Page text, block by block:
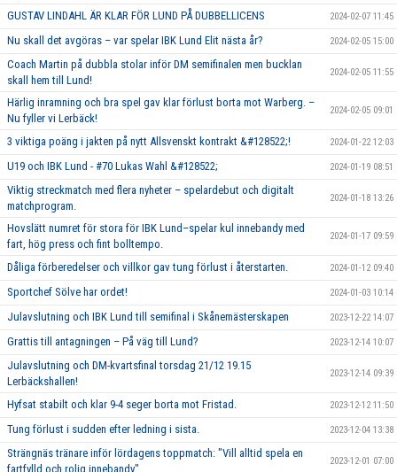
GUSTAV LINDAHL ÄR KLAR FÖR LUND PÅ DUBBELLICENS 2024-02-07 11:45
Nu skall det avgöras – var spelar IBK Lund Elit nästa år? 2024-02-05 15:00
Coach Martin på dubbla stolar inför DM semifinalen men bucklan
skall hem till Lund!
2024-02-05 11:55
Härlig inramning och bra spel gav klar förlust borta mot Warberg. –
Nu fyller vi Lerbäck!
2024-02-05 09:01
3 viktiga poäng i jakten på nytt Allsvenskt kontrakt &#128522;! 2024-01-22 12:03
U19 och IBK Lund - #70 Lukas Wahl &#128522; 2024-01-19 08:51
Viktig streckmatch med flera nyheter – spelardebut och digitalt
matchprogram.
2024-01-18 13:26
Hovslätt numret för stora för IBK Lund–spelar kul innebandy med
fart, hög press och fint bolltempo.
2024-01-17 09:59
Dåliga förberedelser och villkor gav tung förlust i återstarten. 2024-01-12 09:40
Sportchef Sölve har ordet! 2024-01-03 10:14
Julavslutning och IBK Lund till semifinal i Skånemästerskapen 2023-12-22 14:07
Grattis till antagningen – På väg till Lund? 2023-12-14 10:07
Julavslutning och DM-kvartsfinal torsdag 21/12 19.15
Lerbäckshallen!
2023-12-14 09:39
Hyfsat stabilt och klar 9-4 seger borta mot Fristad. 2023-12-12 11:50
Tung förlust i sudden efter ledning i sista. 2023-12-04 13:38
Strängnäs tränare inför lördagens toppmatch: "Vill alltid spela en
fartfylld och rolig innebandy"
2023-12-01 07:00